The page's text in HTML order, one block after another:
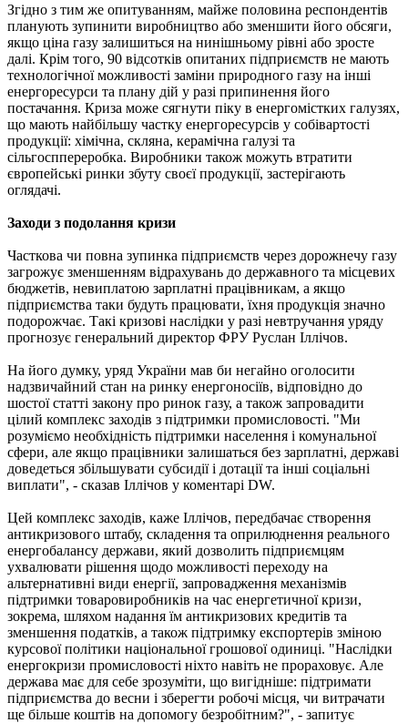
Згідно з тим же опитуванням, майже половина респондентів
планують зупинити виробництво або зменшити його обсяги,
якщо ціна газу залишиться на нинішньому рівні або зросте
далі. Крім того, 90 відсотків опитаних підприємств не мають
технологічної можливості заміни природного газу на інші
енергоресурси та плану дій у разі припинення його
постачання. Криза може сягнути піку в енергомістких галузях,
що мають найбільшу частку енергоресурсів у собівартості
продукції: хімічна, скляна, керамічна галузі та
сільгосппереробка. Виробники також можуть втратити
європейські ринки збуту своєї продукції, застерігають
оглядачі.
Заходи з подолання кризи
Часткова чи повна зупинка підприємств через дорожнечу газу
загрожує зменшенням відрахувань до державного та місцевих
бюджетів, невиплатою зарплатні працівникам, а якщо
підприємства таки будуть працювати, їхня продукція значно
подорожчає. Такі кризові наслідки у разі невтручання уряду
прогнозує генеральний директор ФРУ Руслан Іллічов.
На його думку, уряд України мав би негайно оголосити
надзвичайний стан на ринку енергоносіїв, відповідно до
шостої статті закону про ринок газу, а також запровадити
цілий комплекс заходів з підтримки промисловості. "Ми
розуміємо необхідність підтримки населення і комунальної
сфери, але якщо працівники залишаться без зарплатні, державі
доведеться збільшувати субсидії і дотації та інші соціальні
виплати", - сказав Іллічов у коментарі DW.
Цей комплекс заходів, каже Іллічов, передбачає створення
антикризового штабу, складення та оприлюднення реального
енергобалансу держави, який дозволить підприємцям
ухвалювати рішення щодо можливості переходу на
альтернативні види енергії, запровадження механізмів
підтримки товаровиробників на час енергетичної кризи,
зокрема, шляхом надання їм антикризових кредитів та
зменшення податків, а також підтримку експортерів зміною
курсової політики національної грошової одиниці. "Наслідки
енергокризи промисловості ніхто навіть не прораховує. Але
держава має для себе зрозуміти, що вигідніше: підтримати
підприємства до весни і зберегти робочі місця, чи витрачати
ще більше коштів на допомогу безробітним?", - запитує